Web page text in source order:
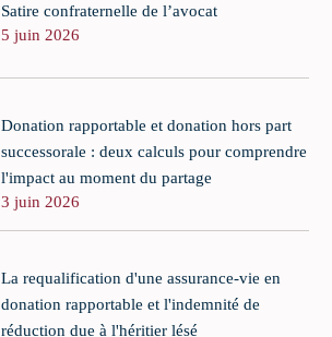
Satire confraternelle de l’avocat
5 juin 2026
Donation rapportable et donation hors part
successorale : deux calculs pour comprendre
l'impact au moment du partage
3 juin 2026
La requalification d'une assurance-vie en
donation rapportable et l'indemnité de
réduction due à l'héritier lésé